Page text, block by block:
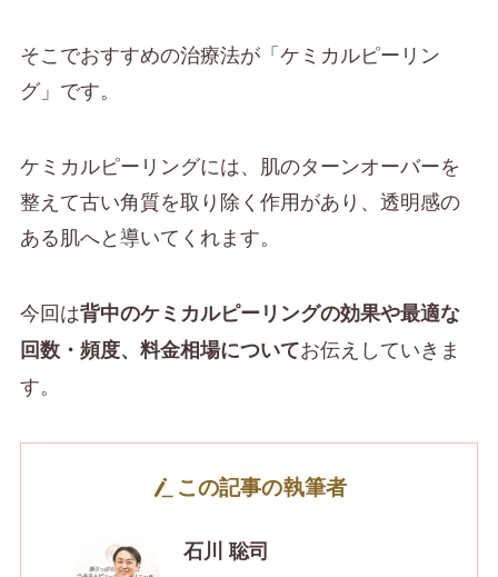
そこでおすすめの治療法が「ケミカルピーリン
グ」です。
ケミカルピーリングには、肌のターンオーバーを
整えて古い角質を取り除く作用があり、透明感の
ある肌へと導いてくれます。
今回は背中のケミカルピーリングの効果や最適な
回数・頻度、料金相場についてお伝えしていきま
す。
この記事の執筆者
石川 聡司